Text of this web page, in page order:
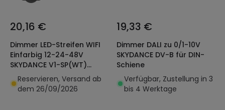
20,16 €
Dimmer LED-Streifen WIFI
Einfarbig 12-24-48V
SKYDANCE V1-SP(WT)
Kompatibel mit Tuya,
Taster und RF-
Fernbedienung
Reservieren, Versand ab
dem 26/09/2026
19,33 €
Dimmer DALI zu 0/1-10V
SKYDANCE DV-B für DIN-
Schiene
Verfügbar, Zustellung in 3
bis 4 Werktage